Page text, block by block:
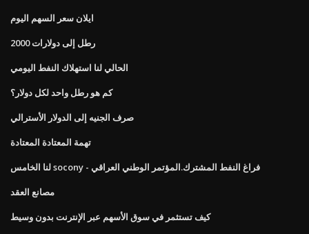
ايلان سعر السهم اليوم
2000 رطل إلى دولارات
الحالي لنا استهلاك النفط اليومي
كم هو رطل واحد لكل دولار؟
صرف الجنيه إلى الدولار الأسترالي
تهمة المعتادة المعتادة
لنا الخامس socony - فراغ النفط المشترك.المؤتمر الوطني العراقي
مصانع العقد
كيف تستثمر في سوق الأسهم عبر الإنترنت بدون وسيط